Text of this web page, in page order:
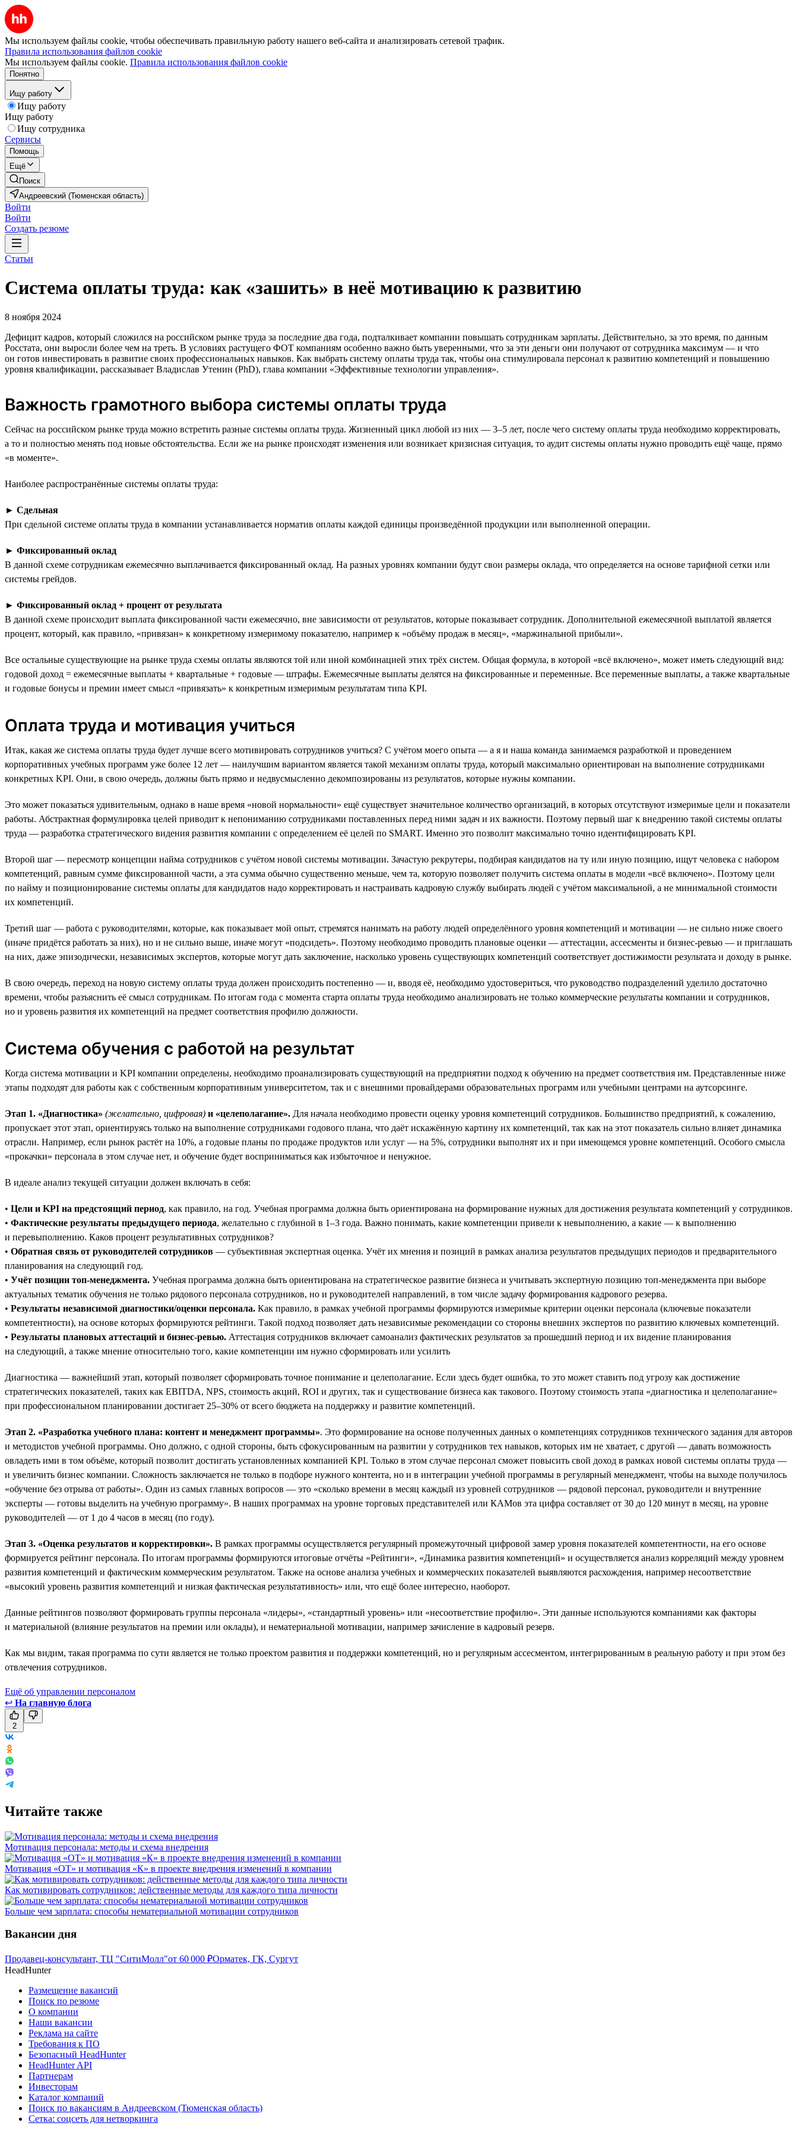
Мы используем файлы cookie, чтобы обеспечивать правильную работу нашего веб-сайта и анализировать сетевой трафик.
Правила использования файлов cookie
Мы используем файлы cookie. Правила использования файлов cookie
Понятно
Ищу работу
Ищу работу
Ищу работу
Ищу сотрудника
Сервисы
Помощь
Ещё
Поиск
Андреевский (Тюменская область)
Войти
Войти
Создать резюме
Статьи
Система оплаты труда: как «зашить» в неё мотивацию к развитию
8 ноября 2024
Дефицит кадров, который сложился на российском рынке труда за последние два года, подталкивает компании повышать сотрудникам зарплаты. Действительно, за это время, по данным
Росстата, они выросли более чем на треть. В условиях растущего ФОТ компаниям особенно важно быть уверенными, что за эти деньги они получают от сотрудника максимум — и что
он готов инвестировать в развитие своих профессиональных навыков. Как выбрать систему оплаты труда так, чтобы она стимулировала персонал к развитию компетенций и повышению
уровня квалификации, рассказывает Владислав Утенин (PhD), глава компании «Эффективные технологии управления».
Важность грамотного выбора системы оплаты труда
Сейчас на российском рынке труда можно встретить разные системы оплаты труда. Жизненный цикл любой из них — 3–5 лет, после чего систему оплаты труда необходимо корректировать,
а то и полностью менять под новые обстоятельства. Если же на рынке происходят изменения или возникает кризисная ситуация, то аудит системы оплаты нужно проводить ещё чаще, прямо
«в моменте».
Наиболее распространённые системы оплаты труда:
► Сдельная
При сдельной системе оплаты труда в компании устанавливается норматив оплаты каждой единицы произведённой продукции или выполненной операции.
► Фиксированный оклад
В данной схеме сотрудникам ежемесячно выплачивается фиксированный оклад. На разных уровнях компании будут свои размеры оклада, что определяется на основе тарифной сетки или
системы грейдов.
► Фиксированный оклад + процент от результата
В данной схеме происходит выплата фиксированной части ежемесячно, вне зависимости от результатов, которые показывает сотрудник. Дополнительной ежемесячной выплатой является
процент, который, как правило, «привязан» к конкретному измеримому показателю, например к «объёму продаж в месяц», «маржинальной прибыли».
Все остальные существующие на рынке труда схемы оплаты являются той или иной комбинацией этих трёх систем. Общая формула, в которой «всё включено», может иметь следующий вид:
годовой доход = ежемесячные выплаты + квартальные + годовые — штрафы. Ежемесячные выплаты делятся на фиксированные и переменные. Все переменные выплаты, а также квартальные
и годовые бонусы и премии имеет смысл «привязать» к конкретным измеримым результатам типа KPI.
Оплата труда и мотивация учиться
Итак, какая же система оплаты труда будет лучше всего мотивировать сотрудников учиться? С учётом моего опыта — а я и наша команда занимаемся разработкой и проведением
корпоративных учебных программ уже более 12 лет — наилучшим вариантом является такой механизм оплаты труда, который максимально ориентирован на выполнение сотрудниками
конкретных KPI. Они, в свою очередь, должны быть прямо и недвусмысленно декомпозированы из результатов, которые нужны компании.
Это может показаться удивительным, однако в наше время «новой нормальности» ещё существует значительное количество организаций, в которых отсутствуют измеримые цели и показатели
работы. Абстрактная формулировка целей приводит к непониманию сотрудниками поставленных перед ними задач и их важности. Поэтому первый шаг к внедрению такой системы оплаты
труда — разработка стратегического видения развития компании с определением её целей по SMART. Именно это позволит максимально точно идентифицировать KPI.
Второй шаг — пересмотр концепции найма сотрудников с учётом новой системы мотивации. Зачастую рекрутеры, подбирая кандидатов на ту или иную позицию, ищут человека с набором
компетенций, равным сумме фиксированной части, а эта сумма обычно существенно меньше, чем та, которую позволяет получить система оплаты в модели «всё включено». Поэтому цели
по найму и позиционирование системы оплаты для кандидатов надо корректировать и настраивать кадровую службу выбирать людей с учётом максимальной, а не минимальной стоимости
их компетенций.
Третий шаг — работа с руководителями, которые, как показывает мой опыт, стремятся нанимать на работу людей определённого уровня компетенций и мотивации — не сильно ниже своего
(иначе придётся работать за них), но и не сильно выше, иначе могут «подсидеть». Поэтому необходимо проводить плановые оценки — аттестации, ассесменты и бизнес-ревью — и приглашать
на них, даже эпизодически, независимых экспертов, которые могут дать заключение, насколько уровень существующих компетенций соответствует достижимости результата и доходу в рынке.
В свою очередь, переход на новую систему оплаты труда должен происходить постепенно — и, вводя её, необходимо удостовериться, что руководство подразделений уделило достаточно
времени, чтобы разъяснить её смысл сотрудникам. По итогам года с момента старта оплаты труда необходимо анализировать не только коммерческие результаты компании и сотрудников,
но и уровень развития их компетенций на предмет соответствия профилю должности.
Система обучения с работой на результат
Когда система мотивации и KPI компании определены, необходимо проанализировать существующий на предприятии подход к обучению на предмет соответствия им. Представленные ниже
этапы подходят для работы как с собственным корпоративным университетом, так и с внешними провайдерами образовательных программ или учебными центрами на аутсорсинге.
Этап 1. «Диагностика» (желательно, цифровая) и «целеполагание». Для начала необходимо провести оценку уровня компетенций сотрудников. Большинство предприятий, к сожалению,
пропускает этот этап, ориентируясь только на выполнение сотрудниками годового плана, что даёт искажённую картину их компетенций, так как на этот показатель сильно влияет динамика
отрасли. Например, если рынок растёт на 10%, а годовые планы по продаже продуктов или услуг — на 5%, сотрудники выполнят их и при имеющемся уровне компетенций. Особого смысла
«прокачки» персонала в этом случае нет, и обучение будет восприниматься как избыточное и ненужное.
В идеале анализ текущей ситуации должен включать в себя:
• Цели и KPI на предстоящий период, как правило, на год. Учебная программа должна быть ориентирована на формирование нужных для достижения результата компетенций у сотрудников.
• Фактические результаты предыдущего периода, желательно с глубиной в 1–3 года. Важно понимать, какие компетенции привели к невыполнению, а какие — к выполнению
и перевыполнению. Каков процент результативных сотрудников?
• Обратная связь от руководителей сотрудников — субъективная экспертная оценка. Учёт их мнения и позиций в рамках анализа результатов предыдущих периодов и предварительного
планирования на следующий год.
• Учёт позиции топ-менеджмента. Учебная программа должна быть ориентирована на стратегическое развитие бизнеса и учитывать экспертную позицию топ-менеджмента при выборе
актуальных тематик обучения не только рядового персонала сотрудников, но и руководителей направлений, в том числе задачу формирования кадрового резерва.
• Результаты независимой диагностики/оценки персонала. Как правило, в рамках учебной программы формируются измеримые критерии оценки персонала (ключевые показатели
компетентности), на основе которых формируются рейтинги. Такой подход позволяет дать независимые рекомендации со стороны внешних экспертов по развитию ключевых компетенций.
• Результаты плановых аттестаций и бизнес-ревью. Аттестация сотрудников включает самоанализ фактических результатов за прошедший период и их видение планирования
на следующий, а также мнение относительно того, какие компетенции им нужно сформировать или усилить
Диагностика — важнейший этап, который позволяет сформировать точное понимание и целеполагание. Если здесь будет ошибка, то это может ставить под угрозу как достижение
стратегических показателей, таких как EBITDA, NPS, стоимость акций, ROI и других, так и существование бизнеса как такового. Поэтому стоимость этапа «диагностика и целеполагание»
при профессиональном планировании достигает 25–30% от всего бюджета на поддержку и развитие компетенций.
Этап 2. «Разработка учебного плана: контент и менеджмент программы». Это формирование на основе полученных данных о компетенциях сотрудников технического задания для авторов
и методистов учебной программы. Оно должно, с одной стороны, быть сфокусированным на развитии у сотрудников тех навыков, которых им не хватает, с другой — давать возможность
овладеть ими в том объёме, который позволит достигать установленных компанией KPI. Только в этом случае персонал сможет повысить свой доход в рамках новой системы оплаты труда —
и увеличить бизнес компании. Сложность заключается не только в подборе нужного контента, но и в интеграции учебной программы в регулярный менеджмент, чтобы на выходе получилось
«обучение без отрыва от работы». Один из самых главных вопросов — это «сколько времени в месяц каждый из уровней сотрудников — рядовой персонал, руководители и внутренние
эксперты — готовы выделить на учебную программу». В наших программах на уровне торговых представителей или КАМов эта цифра составляет от 30 до 120 минут в месяц, на уровне
руководителей — от 1 до 4 часов в месяц (по году).
Этап 3. «Оценка результатов и корректировки». В рамках программы осуществляется регулярный промежуточный цифровой замер уровня показателей компетентности, на его основе
формируется рейтинг персонала. По итогам программы формируются итоговые отчёты «Рейтинги», «Динамика развития компетенций» и осуществляется анализ корреляций между уровнем
развития компетенций и фактическим коммерческим результатом. Также на основе анализа учебных и коммерческих показателей выявляются расхождения, например несоответствие
«высокий уровень развития компетенций и низкая фактическая результативность» или, что ещё более интересно, наоборот.
Данные рейтингов позволяют формировать группы персонала «лидеры», «стандартный уровень» или «несоответствие профилю». Эти данные используются компаниями как факторы
и материальной (влияние результатов на премии или оклады), и нематериальной мотивации, например зачисление в кадровый резерв.
Как мы видим, такая программа по сути является не только проектом развития и поддержки компетенций, но и регулярным ассесментом, интегрированным в реальную работу и при этом без
отвлечения сотрудников.
Ещё об управлении персоналом
↩ На главную блога
2
Читайте также
Мотивация персонала: методы и схема внедрения
Мотивация «ОТ» и мотивация «К» в проекте внедрения изменений в компании
Как мотивировать сотрудников: действенные методы для каждого типа личности
Больше чем зарплата: способы нематериальной мотивации сотрудников
Вакансии дня
Продавец-консультант, ТЦ "СитиМолл"от 60 000 ₽Орматек, ГК, Сургут
HeadHunter
Размещение вакансий
Поиск по резюме
О компании
Наши вакансии
Реклама на сайте
Требования к ПО
Безопасный HeadHunter
HeadHunter API
Партнерам
Инвесторам
Каталог компаний
Поиск по вакансиям в Андреевском (Тюменская область)
Сетка: соцсеть для нетворкинга